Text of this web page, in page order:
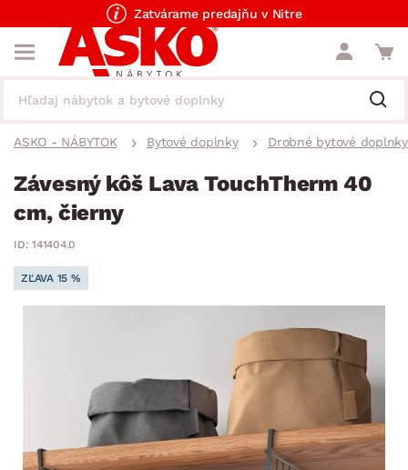
Zatvárame predajňu v Nitre
ASKO - NÁBYTOK Bytové doplnky Drobné bytové doplnky
Závesný kôš Lava TouchTherm 40
cm, čierny
ID: 141404.0
ZĽAVA 15 %